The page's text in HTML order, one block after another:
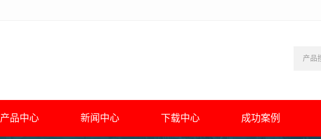
产品中心 新闻中心 下载中心 成功案例